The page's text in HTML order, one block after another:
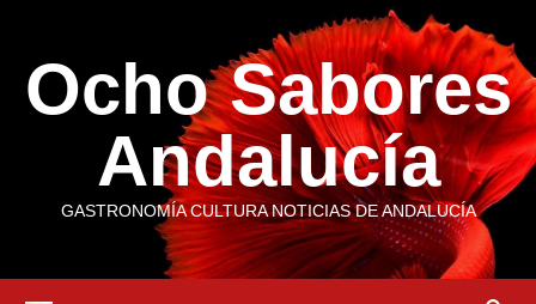
contenido
Ocho Sabores
Andalucía
GASTRONOMÍA CULTURA NOTICIAS DE ANDALUCÍA